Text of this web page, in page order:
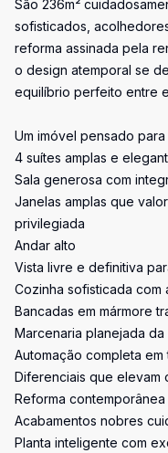
São 236m²
sofisticados,
reforma assinada pela
o design atemporal se
equilíbrio perfeito entre
Um imóvel pensado para
4 suítes amplas e
Sala generosa com
Janelas amplas que
privilegiada
Andar alto
Vista livre e definitiva
Cozinha sofisticada com
Bancadas em mármore
Marcenaria planejada da
Automação completa
Diferenciais que elevam
Reforma
Acabamentos nobres
Planta inteligente com